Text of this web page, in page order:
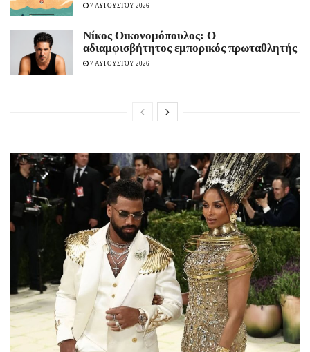
7 ΑΥΓΟΥΣΤΟΥ 2026
Νίκος Οικονομόπουλος: Ο
αδιαμφισβήτητος εμπορικός πρωταθλητής
7 ΑΥΓΟΥΣΤΟΥ 2026